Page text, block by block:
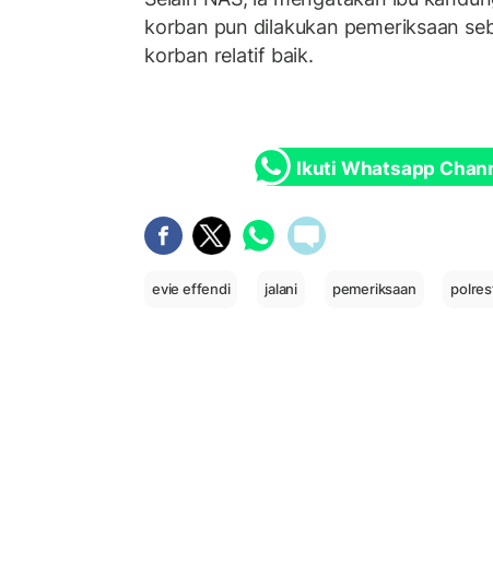
korban pun dilakukan pemeriksaan
korban relatif baik.
Ikuti Whatsapp
evie effendi jalani pemeriksaan